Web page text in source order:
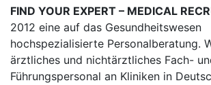
FIND YOUR EXPERT – MEDICAL
2012 eine auf das Gesundheitswesen
hochspezialisierte Personalberatung.
ärztliches und nichtärztliches Fach-
Führungspersonal an Kliniken in